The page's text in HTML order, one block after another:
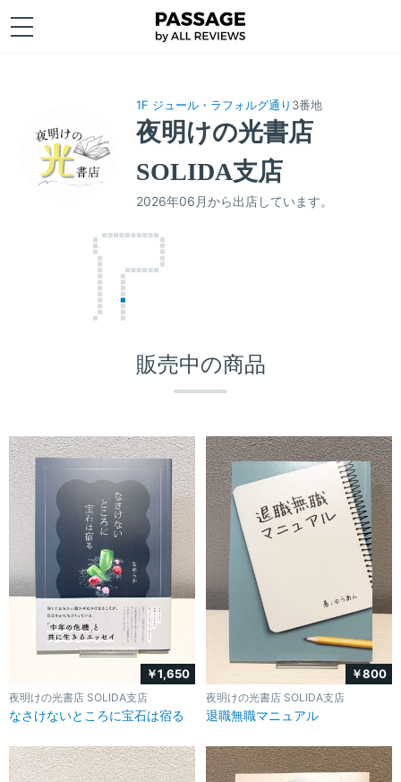
1F ジュール・ラフォルグ通り 3番地
夜明けの光書店
SOLIDA支店
2026年06月から出店しています。
販売中の商品
￥1,650
夜明けの光書店 SOLIDA支店
なさけないところに宝石は宿る
￥800
夜明けの光書店 SOLIDA支店
退職無職マニュアル